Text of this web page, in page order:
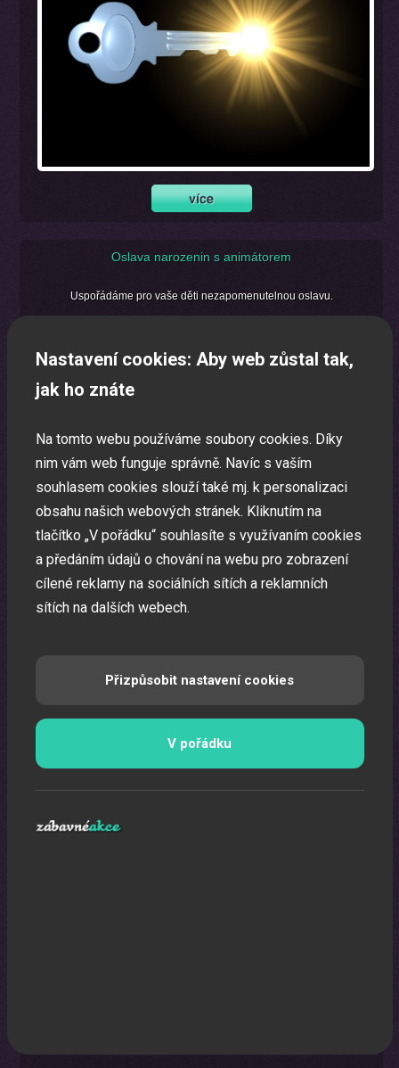
Oslava narozenin s animátorem
Uspořádáme pro vaše děti nezapomenutelnou oslavu.
Nastavení cookies: Aby web zůstal tak,
jak ho znáte
Na tomto webu používáme soubory cookies. Díky
nim vám web funguje správně. Navíc s vaším
souhlasem cookies slouží také mj. k personalizaci
obsahu našich webových stránek. Kliknutím na
tlačítko „V pořádku“ souhlasíte s využívaním cookies
a předáním údajů o chování na webu pro zobrazení
cílené reklamy na sociálních sítích a reklamních
sítích na dalších webech.
Přizpůsobit nastavení cookies
V pořádku